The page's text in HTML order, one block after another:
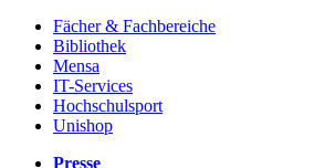
Fächer & Fachbereiche
Bibliothek
Mensa
IT-Services
Hochschulsport
Unishop
Presse